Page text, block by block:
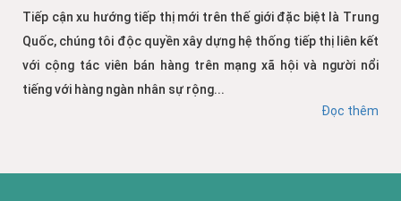
Tiếp cận xu hướng tiếp thị mới trên thế giới đặc biệt là Trung
Quốc, chúng tôi độc quyền xây dựng hệ thống tiếp thị liên kết
với cộng tác viên bán hàng trên mạng xã hội và người nổi
tiếng với hàng ngàn nhân sự rộng...
Đọc thêm